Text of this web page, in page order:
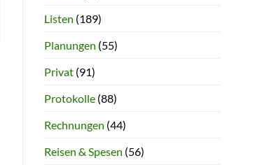
Listen (189)
Planungen (55)
Privat(91)
Protokolle(88)
Rechnungen (44)
Reisen & Spesen (56)